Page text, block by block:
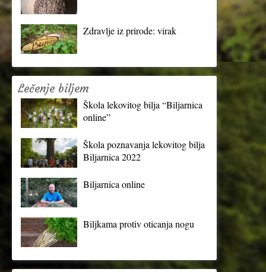
Zdravlje iz prirode: virak
Lečenje biljem
Škola lekovitog bilja “Biljarnica
online”
Škola poznavanja lekovitog bilja
Biljarnica 2022
Biljarnica online
Biljkama protiv oticanja nogu